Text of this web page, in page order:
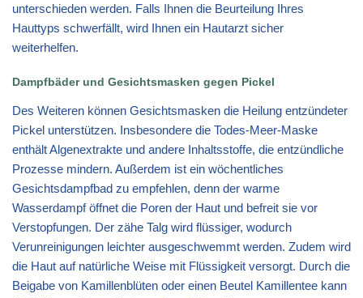
unterschieden werden. Falls Ihnen die Beurteilung Ihres
Hauttyps schwerfällt, wird Ihnen ein Hautarzt sicher
weiterhelfen.
Dampfbäder und Gesichtsmasken gegen Pickel
Des Weiteren können Gesichtsmasken die Heilung entzündeter
Pickel unterstützen. Insbesondere die Todes-Meer-Maske
enthält Algenextrakte und andere Inhaltsstoffe, die entzündliche
Prozesse mindern. Außerdem ist ein wöchentliches
Gesichtsdampfbad zu empfehlen, denn der warme
Wasserdampf öffnet die Poren der Haut und befreit sie vor
Verstopfungen. Der zähe Talg wird flüssiger, wodurch
Verunreinigungen leichter ausgeschwemmt werden. Zudem wird
die Haut auf natürliche Weise mit Flüssigkeit versorgt. Durch die
Beigabe von Kamillenblüten oder einen Beutel Kamillentee kann